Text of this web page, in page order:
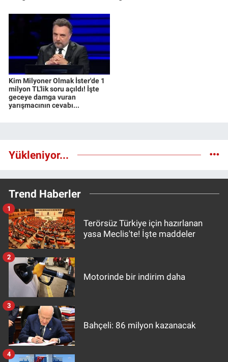
Kim Milyoner Olmak İster'de 1
milyon TL'lik soru açıldı! İşte
geceye damga vuran
yarışmacının cevabı...
Yükleniyor...
Trend Haberler
Terörsüz Türkiye için hazırlanan
yasa Meclis'te! İşte maddeler
1
Motorinde bir indirim daha
2
Bahçeli: 86 milyon kazanacak
3
4